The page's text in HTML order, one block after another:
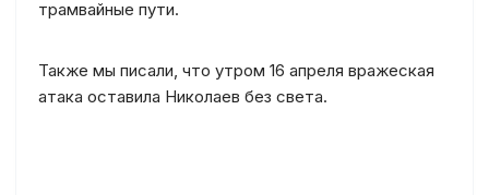
трамвайные пути.
Также мы писали, что утром 16 апреля вражеская
атака оставила Николаев без света.